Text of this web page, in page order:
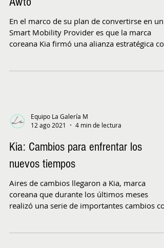
En el marco de su plan de convertirse en un
Smart Mobility Provider es que la marca
coreana Kia firmó una alianza estratégica con
Equipo La Galería M
12 ago 2021
4 min de lectura
Kia: Cambios para enfrentar los
nuevos tiempos
Aires de cambios llegaron a Kia, marca
coreana que durante los últimos meses
realizó una serie de importantes cambios con